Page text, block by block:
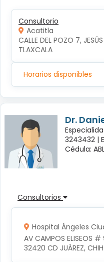
Consultorio
Acatitla
CALLE DEL POZO 7,
TLAXCALA
Horarios disponibles
Dr.
3243432 |
Cédula:
Consultorios
Hospital Ángeles
AV CAMPOS ELISEOS #
32420 CD JUÁREZ, CHIH